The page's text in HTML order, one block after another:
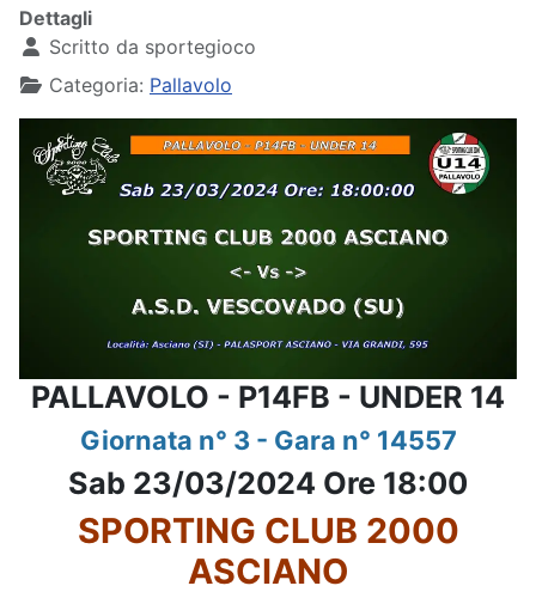
Dettagli
Scritto da sportegioco
Categoria: Pallavolo
PALLAVOLO - P14FB - UNDER 14
Giornata n° 3 - Gara n° 14557
Sab 23/03/2024 Ore 18:00
SPORTING CLUB 2000
ASCIANO